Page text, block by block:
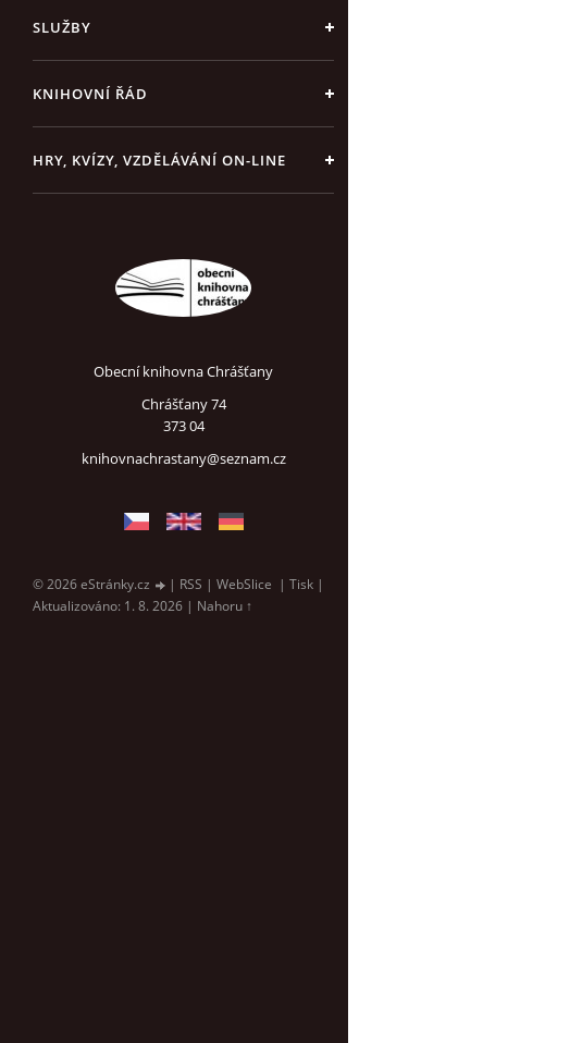
SLUŽBY
KNIHOVNÍ ŘÁD
HRY, KVÍZY, VZDĚLÁVÁNÍ ON-LINE
Obecní knihovna Chrášťany
Chrášťany 74
373 04
knihovnachrastany@seznam.cz
© 2026 eStránky.cz | RSS | WebSlice | Tisk |
Aktualizováno: 1. 8. 2026 | Nahoru ↑